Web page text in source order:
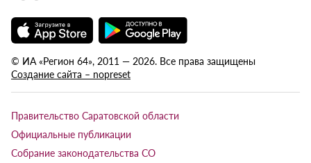
© ИА «Регион 64», 2011 — 2026. Все права защищены
Создание сайта – nopreset
Правительство Саратовской области
Официальные публикации
Собрание законодательства СО